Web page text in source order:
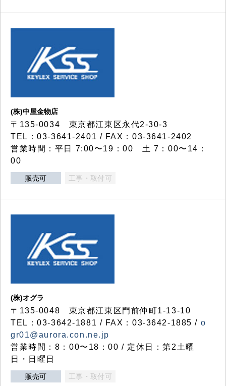
(株)中屋金物店
〒135-0034 東京都江東区永代2-30-3
TEL：03-3641-2401 / FAX：03-3641-2402
営業時間：平日 7:00〜19：00 土 7：00〜14：
00
販売可 工事・取付可
(株)オグラ
〒135-0048 東京都江東区門前仲町1-13-10
TEL：03-3642-1881 / FAX：03-3642-1885 / o
gr01@aurora.con.ne.jp
営業時間：8：00〜18：00 / 定休日：第2土曜
日・日曜日
販売可 工事・取付可